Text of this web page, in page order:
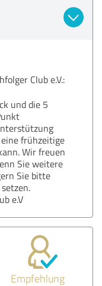
Club e.V.:
und die 5
frühzeitige
Wir freuen
Sie weitere
Sie bitte
e.V
Empfehlung